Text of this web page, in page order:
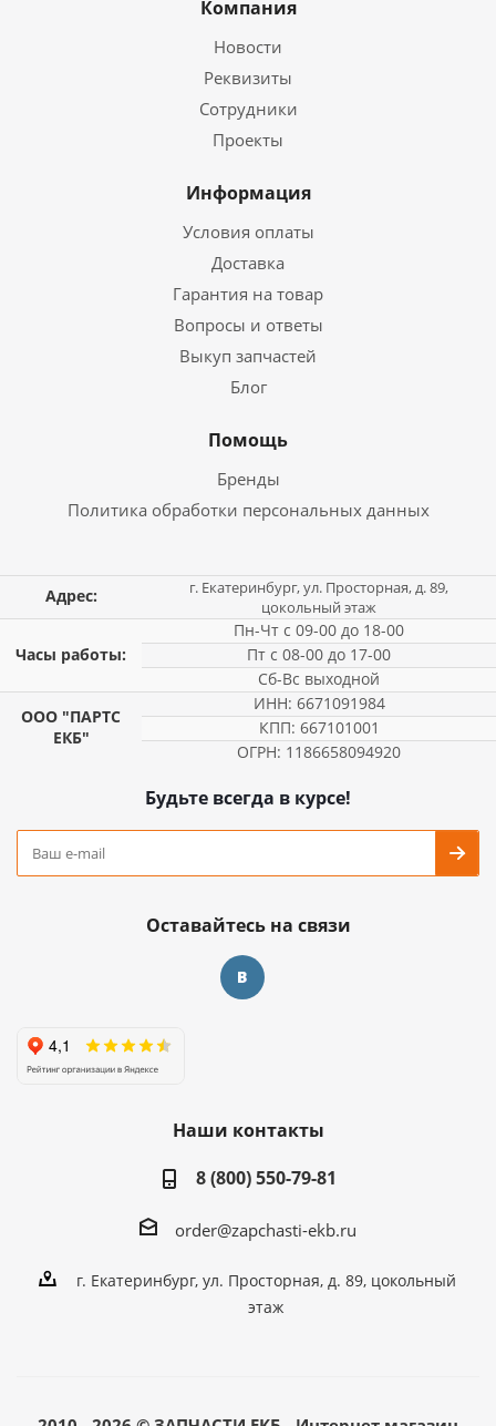
Компания
Новости
Реквизиты
Сотрудники
Проекты
Информация
Условия оплаты
Доставка
Гарантия на товар
Вопросы и ответы
Выкуп запчастей
Блог
Помощь
Бренды
Политика обработки персональных данных
Адрес:
г. Екатеринбург, ул. Просторная, д. 89,
цокольный этаж
Часы работы:
Пн-Чт с 09-00 до 18-00
Пт с 08-00 до 17-00
Сб-Вс выходной
ООО "ПАРТС
ЕКБ"
ИНН: 6671091984
КПП: 667101001
ОГРН: 1186658094920
Будьте всегда в курсе!
Оставайтесь на связи
Наши контакты
8 (800) 550-79-81
order@zapchasti-ekb.ru
г. Екатеринбург, ул. Просторная, д. 89, цокольный
этаж